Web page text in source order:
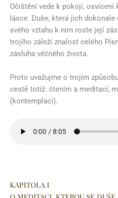
Očištění vede k pokoji, osvícení
lásce. Duše, která jich
svého vztahu k nim roste její
trojího záleží znalost celého
zásluha věčného života.
Proto uvažujme o trojím
cestě totiž: čtením a meditací,
(kontemplací).
KAPITOLA I